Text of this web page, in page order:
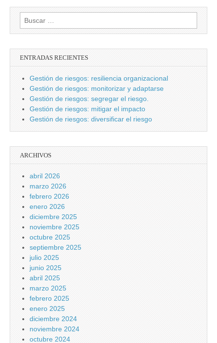
Buscar:
ENTRADAS RECIENTES
Gestión de riesgos: resiliencia organizacional
Gestión de riesgos: monitorizar y adaptarse
Gestión de riesgos: segregar el riesgo.
Gestión de riesgos: mitigar el impacto
Gestión de riesgos: diversificar el riesgo
ARCHIVOS
abril 2026
marzo 2026
febrero 2026
enero 2026
diciembre 2025
noviembre 2025
octubre 2025
septiembre 2025
julio 2025
junio 2025
abril 2025
marzo 2025
febrero 2025
enero 2025
diciembre 2024
noviembre 2024
octubre 2024